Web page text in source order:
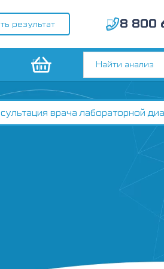
результат 8 800
врача лабораторной